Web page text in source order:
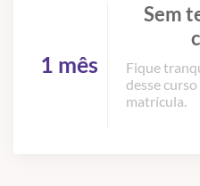
1 mês
Sem
Fique
desse
matrícula.